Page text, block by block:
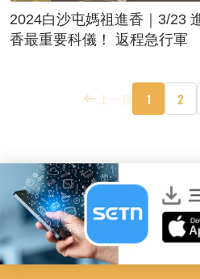
2024白沙屯媽祖進香｜3/23
香最重要科儀！ 返程急行軍
上一頁 1 2